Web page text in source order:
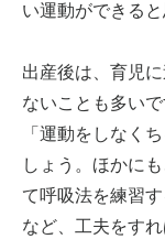
い運動ができる
出産後は、育児
ないことも多い
「運動をしなく
しょう。ほかに
て呼吸法を練習
など、工夫をす